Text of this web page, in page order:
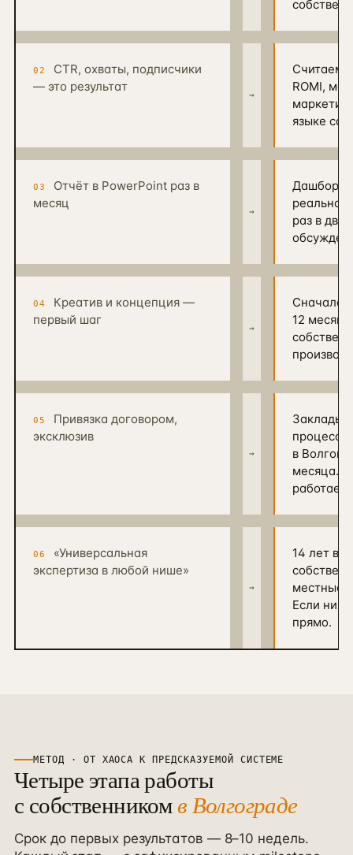
02
CTR, охваты, подписчики
— это результат
→
Считаем
ROMI,
языке
03
Отчёт в PowerPoint раз в
месяц
→
Дашборд
реальном
раз в две
04
Креатив и концепция —
первый шаг
→
Сначала
12
05
Привязка договором,
эксклюзив
→
в
месяца.
06
«Универсальная
экспертиза в любой нише»
→
14 лет в
местные
Если
прямо.
МЕТОД · ОТ ХАОСА К ПРЕДСКАЗУЕМОЙ СИСТЕМЕ
Четыре этапа работы
с собственникомвВолгограде
Срок до первых результатов — 8–10 недель.